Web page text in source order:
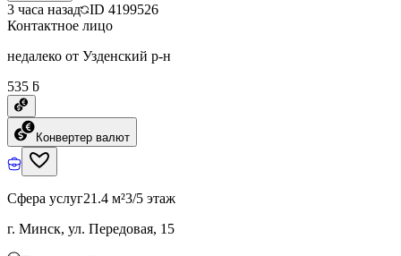
3 часа назад ID 4199526
Контактное лицо
недалеко от Узденский р-н
535 ƃ
Конвертер валют
Сфера услуг21.4 м²3/5 этаж
г. Минск, ул. Передовая, 15